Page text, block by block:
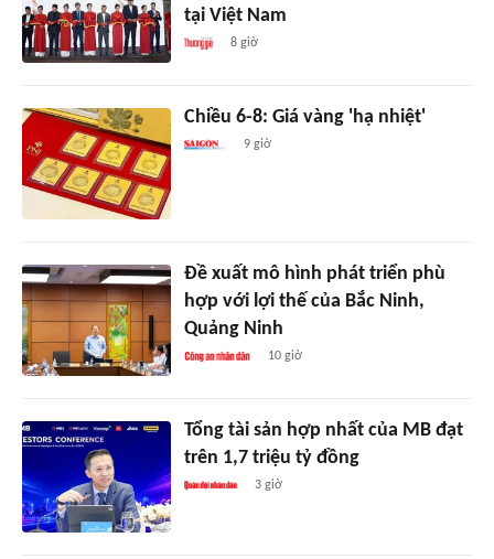
tại Việt Nam
8 giờ
Chiều 6-8: Giá vàng 'hạ nhiệt'
9 giờ
Đề xuất mô hình phát triển phù
hợp với lợi thế của Bắc Ninh,
Quảng Ninh
10 giờ
Tổng tài sản hợp nhất của MB đạt
trên 1,7 triệu tỷ đồng
3 giờ